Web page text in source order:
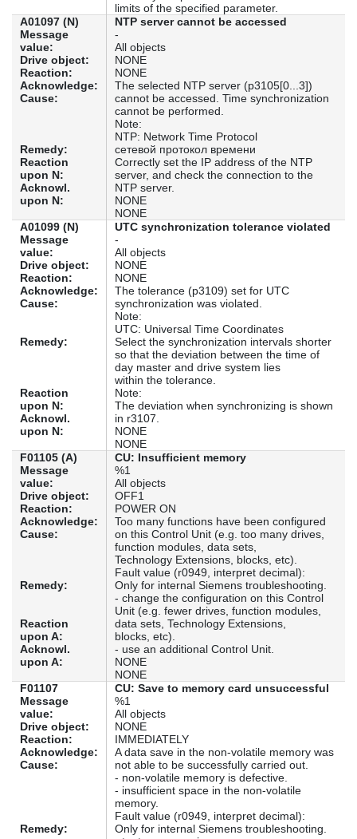
limits of the specified parameter.
A01097 (N)
Message
value:
Drive object:
Reaction:
Acknowledge:
Cause:
Remedy:
Reaction
upon N:
Acknowl.
upon N:
NTP server cannot be accessed
-
All objects
NONE
NONE
The selected NTP server (p3105[0...3])
cannot be accessed. Time synchronization
cannot be performed.
Note:
NTP: Network Time Protocol
сетевой протокол времени
Correctly set the IP address of the NTP
server, and check the connection to the
NTP server.
NONE
NONE
A01099 (N)
Message
value:
Drive object:
Reaction:
Acknowledge:
Cause:
Remedy:
Reaction
upon N:
Acknowl.
upon N:
UTC synchronization tolerance violated
-
All objects
NONE
NONE
The tolerance (p3109) set for UTC
synchronization was violated.
Note:
UTC: Universal Time Coordinates
Select the synchronization intervals shorter
so that the deviation between the time of
day master and drive system lies
within the tolerance.
Note:
The deviation when synchronizing is shown
in r3107.
NONE
NONE
F01105 (A)
Message
value:
Drive object:
Reaction:
Acknowledge:
Cause:
Remedy:
Reaction
upon A:
Acknowl.
upon A:
CU: Insufficient memory
%1
All objects
OFF1
POWER ON
Too many functions have been configured
on this Control Unit (e.g. too many drives,
function modules, data sets,
Technology Extensions, blocks, etc).
Fault value (r0949, interpret decimal):
Only for internal Siemens troubleshooting.
- change the configuration on this Control
Unit (e.g. fewer drives, function modules,
data sets, Technology Extensions,
blocks, etc).
- use an additional Control Unit.
NONE
NONE
F01107
Message
value:
Drive object:
Reaction:
Acknowledge:
Cause:
Remedy:
CU: Save to memory card unsuccessful
%1
All objects
NONE
IMMEDIATELY
A data save in the non-volatile memory was
not able to be successfully carried out.
- non-volatile memory is defective.
- insufficient space in the non-volatile
memory.
Fault value (r0949, interpret decimal):
Only for internal Siemens troubleshooting.